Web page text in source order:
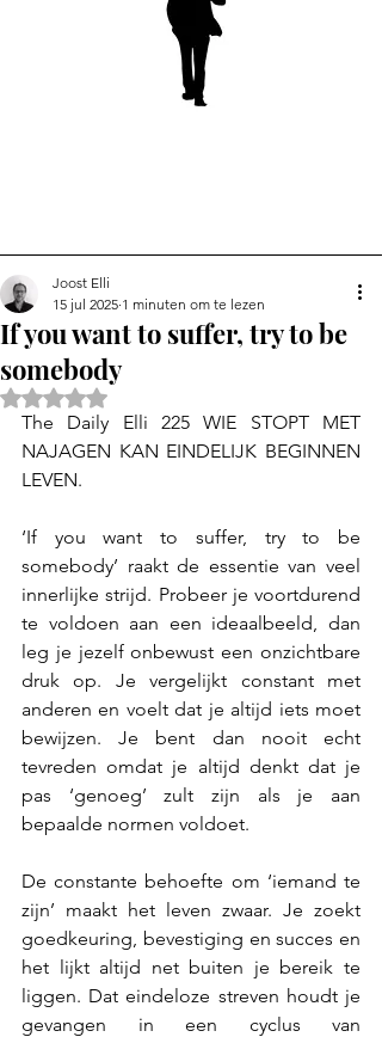
If you want to suffer, try to be
somebody
Joost Elli
15 jul 2025 1 minuten om te lezen
Beoordeeld met NaN uit 5 sterren.
The Daily Elli 225 WIE STOPT MET
NAJAGEN KAN EINDELIJK BEGINNEN
LEVEN.
‘If you want to suffer, try to be
somebody’ raakt de essentie van veel
innerlijke strijd. Probeer je voortdurend
te voldoen aan een ideaalbeeld, dan
leg je jezelf onbewust een onzichtbare
druk op. Je vergelijkt constant met
anderen en voelt dat je altijd iets moet
bewijzen. Je bent dan nooit echt
tevreden omdat je altijd denkt dat je
pas ‘genoeg’ zult zijn als je aan
bepaalde normen voldoet.
De constante behoefte om ‘iemand te
zijn’ maakt het leven zwaar. Je zoekt
goedkeuring, bevestiging en succes en
het lijkt altijd net buiten je bereik te
liggen. Dat eindeloze streven houdt je
gevangen in een cyclus van